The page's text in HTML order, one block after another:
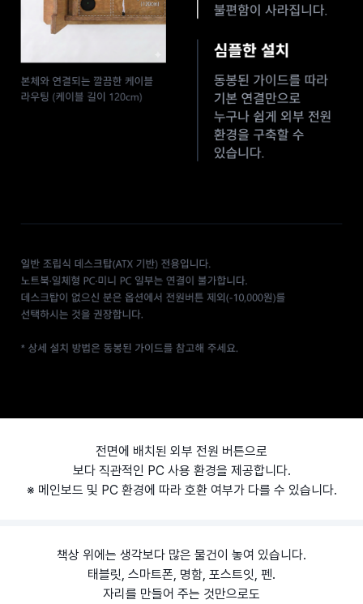
전면에 배치된 외부 전원 버튼으로
보다 직관적인 PC 사용 환경을 제공합니다.
※ 메인보드 및 PC 환경에 따라 호환 여부가 다를 수 있습니다.
책상 위에는 생각보다 많은 물건이 놓여 있습니다.
태블릿, 스마트폰, 명함, 포스트잇, 펜.
자리를 만들어 주는 것만으로도